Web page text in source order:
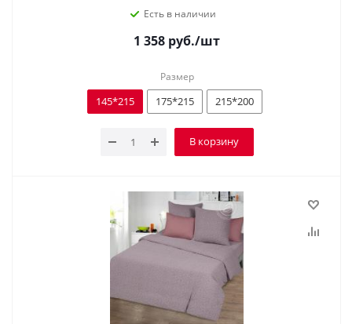
Есть в наличии
1 358 руб./шт
Размер
145*215 175*215 215*200
В корзину